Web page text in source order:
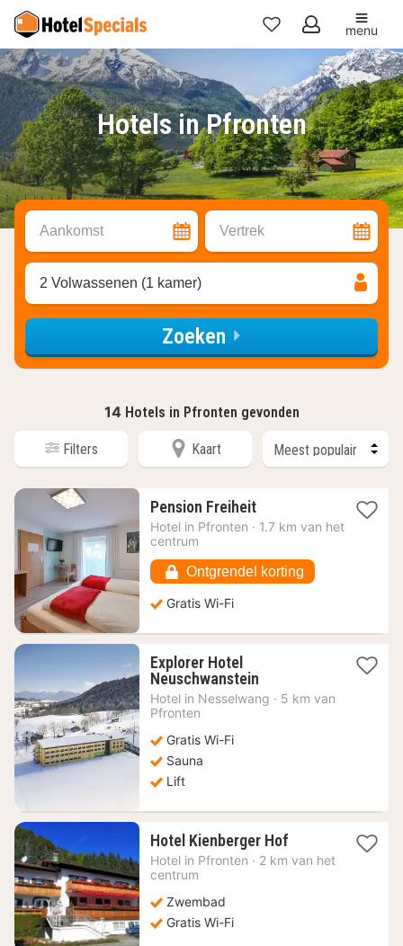
Mijn
favorieten
menu
Hotels in Pfronten
Aankomst Vertrek
2 Volwassenen (1 kamer)
Zoeken
14 Hotels in Pfronten gevonden
Filters Kaart
Pension Freiheit1
nacht
€
Hotel in Pfronten · 1.7 km van het
centrum
Ontgrendel korting
Gratis Wi-Fi
Explorer Hotel
Neuschwanstein1
nacht
vanaf
Hotel in Nesselwang · 5 km van
Pfronten
Gratis Wi-Fi
Sauna
Lift
Hotel Kienberger Hof1
nacht
Hotel in Pfronten · 2 km van het
centrum
Zwembad
Gratis Wi-Fi